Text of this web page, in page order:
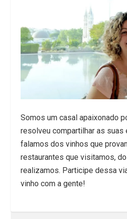
Somos um casal apaixonado
resolveu compartilhar as suas
falamos dos vinhos que
restaurantes que visitamos,
realizamos. Participe dessa
vinho com a gente!